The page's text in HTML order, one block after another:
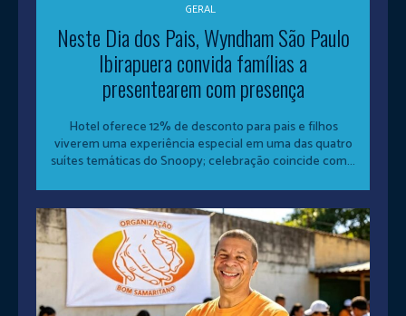
GERAL
Neste Dia dos Pais, Wyndham São Paulo
Ibirapuera convida famílias a
presentearem com presença
Hotel oferece 12% de desconto para pais e filhos
viverem uma experiência especial em uma das quatro
suítes temáticas do Snoopy; celebração coincide com...